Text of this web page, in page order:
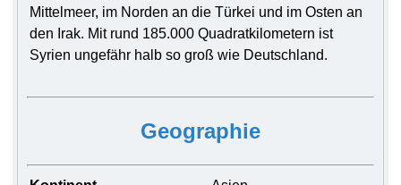
Mittelmeer, im Norden an die Türkei und im Osten an
den Irak. Mit rund 185.000 Quadratkilometern ist
Syrien ungefähr halb so groß wie Deutschland.
Geographie